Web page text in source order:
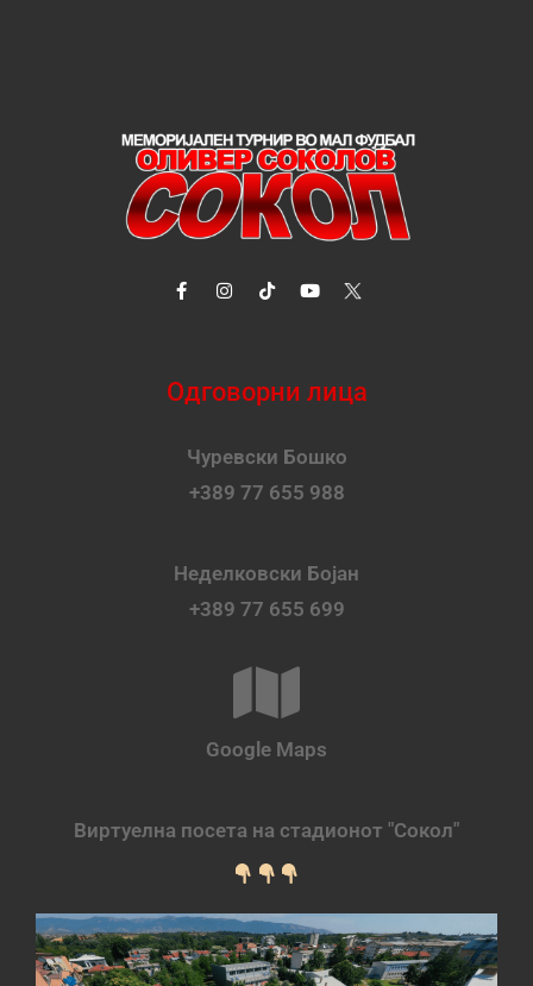
Одговорни лица
Чуревски Бошко
+389 77 655 988
Неделковски Бојан
+389 77 655 699
Google Maps
Виртуелна посета на стадионот "Сокол"